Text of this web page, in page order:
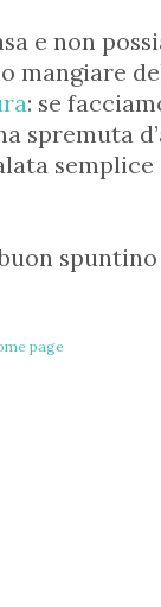
e non
mangiare
: se
spremuta
spuntino
page